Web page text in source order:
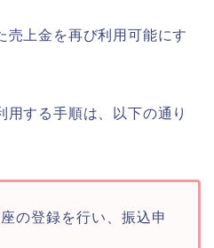
売上金を再び利用可能にす
する手順は、以下の通り
の登録を行い、振込申